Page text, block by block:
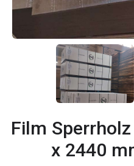
Film
x 2440